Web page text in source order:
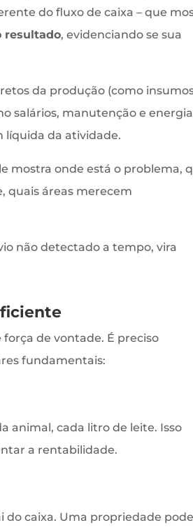
do fluxo de caixa – que
resultado, evidenciando se sua
da produção (como
salários, manutenção e
líquida da atividade.
mostra onde está o problema,
quais áreas merecem
não detectado a tempo, vira
de vontade. É preciso
fundamentais:
animal, cada litro de leite. Isso
a rentabilidade.
do caixa. Uma propriedade pode